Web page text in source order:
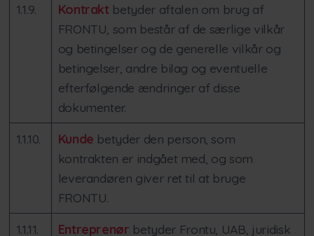
1.1.9. Kontrakt betyder aftalen om brug af
FRONTU, som består af de særlige vilkår
og betingelser og de generelle vilkår og
betingelser, andre bilag og eventuelle
efterfølgende ændringer af disse
dokumenter.
1.1.10. Kunde betyder den person, som
kontrakten er indgået med, og som
leverandøren giver ret til at bruge
FRONTU.
1.1.11. Entreprenør betyder Frontu, UAB, juridisk